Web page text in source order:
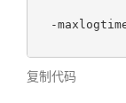
Set to
-
Set to
复制代码